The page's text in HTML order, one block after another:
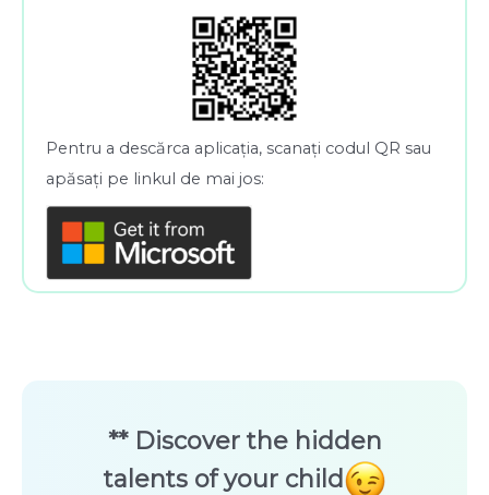
Pentru a descărca aplicația, scanați codul QR sau
apăsați pe linkul de mai jos:
** Discover the hidden
talents of your child